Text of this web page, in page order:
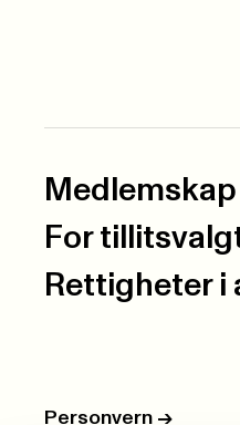
Medlemskap
For
Rettigheter i
Personvern ->